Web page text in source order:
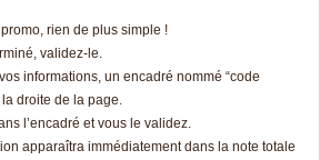
rien de plus simple !
validez-le.
informations, un encadré nommé “code
droite de la page.
l’encadré et vous le validez.
apparaîtra immédiatement dans la note totale